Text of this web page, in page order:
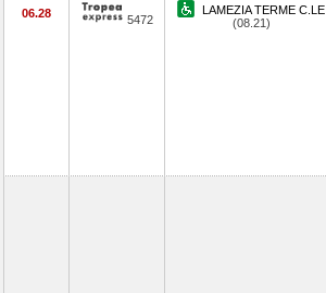
06.28 5472
LAMEZIA TERME C.LE
(08.21)